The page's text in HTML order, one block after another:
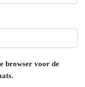
browser voor de